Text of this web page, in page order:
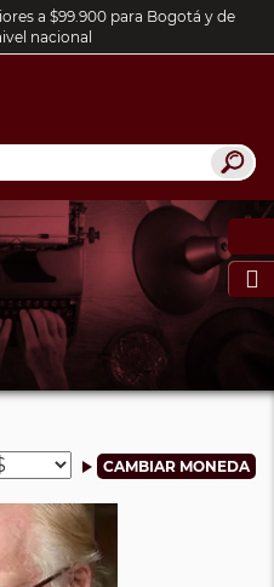
a $99.900 para Bogotá y de
nacional
